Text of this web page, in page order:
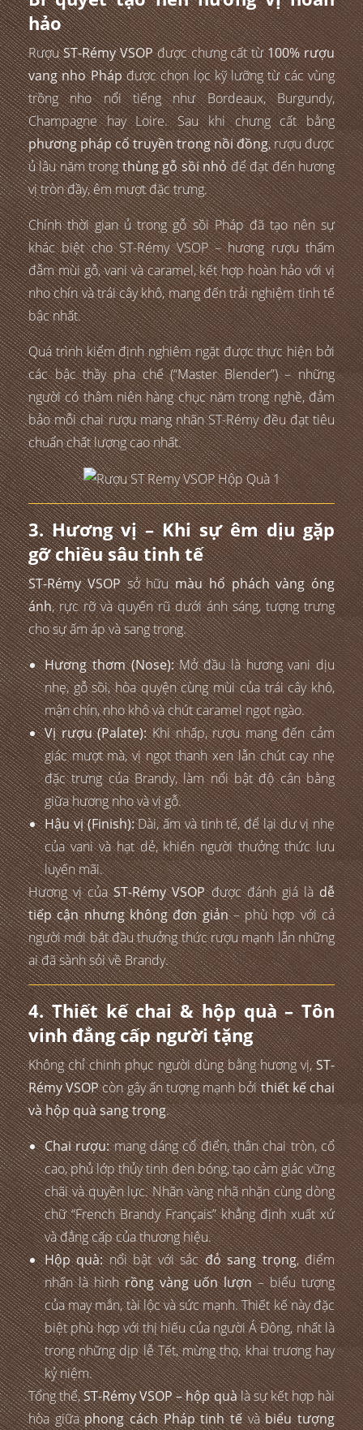
hảo
RượuST-Rémy VSOPđược chưng cất từ100% rượu
vang nho Phápđược chọn lọc kỹ lưỡng từ các vùng
trồng nho nổi tiếng như Bordeaux, Burgundy,
Champagne hay Loire. Sau khi chưng cất bằng
phương pháp cổ truyền trong nồi đồng, rượu được
ủ lâu năm trongthùng gỗ sồi nhỏđể đạt đến hương
vị tròn đầy, êm mượt đặc trưng.
Chính thời gian ủ trong gỗ sồi Pháp đã tạo nên sự
khác biệt cho ST-Rémy VSOP – hương rượu thấm
đẫm mùi gỗ, vani và caramel, kết hợp hoàn hảo với vị
nho chín và trái cây khô, mang đến trải nghiệm tinh tế
bậc nhất.
Quá trình kiểm định nghiêm ngặt được thực hiện bởi
các bậc thầy pha chế (“Master Blender”) – những
người có thâm niên hàng chục năm trong nghề, đảm
bảo mỗi chai rượu mang nhãn ST-Rémy đều đạt tiêu
chuẩn chất lượng cao nhất.
3. Hương vị – Khi sự êm dịu gặp
gỡ chiều sâu tinh tế
ST-Rémy VSOPsở hữumàu hổ phách vàng óng
ánh, rực rỡ và quyến rũ dưới ánh sáng, tượng trưng
cho sự ấm áp và sang trọng.
Hương thơm (Nose):Mở đầu là hương vani dịu
nhẹ, gỗ sồi, hòa quyện cùng mùi của trái cây khô,
mận chín, nho khô và chút caramel ngọt ngào.
Vị rượu (Palate):Khi nhấp, rượu mang đến cảm
giác mượt mà, vị ngọt thanh xen lẫn chút cay nhẹ
đặc trưng của Brandy, làm nổi bật độ cân bằng
giữa hương nho và vị gỗ.
Hậu vị (Finish):Dài, ấm và tinh tế, để lại dư vị nhẹ
của vani và hạt dẻ, khiến người thưởng thức lưu
luyến mãi.
Hương vị củaST-Rémy VSOPđược đánh giá làdễ
tiếp cận nhưng không đơn giản– phù hợp với cả
người mới bắt đầu thưởng thức rượu mạnh lẫn những
ai đã sành sỏi về Brandy.
4. Thiết kế chai & hộp quà – Tôn
vinh đẳng cấp người tặng
Không chỉ chinh phục người dùng bằng hương vị,ST-
Rémy VSOPcòn gây ấn tượng mạnh bởithiết kế chai
và hộp quà sang trọng.
Chai rượu:mang dáng cổ điển, thân chai tròn, cổ
cao, phủ lớp thủy tinh đen bóng, tạo cảm giác vững
chãi và quyền lực. Nhãn vàng nhã nhặn cùng dòng
chữ “French Brandy Français” khẳng định xuất xứ
và đẳng cấp của thương hiệu.
Hộp quà:nổi bật với sắcđỏ sang trọng, điểm
nhấn là hìnhrồng vàng uốn lượn– biểu tượng
của may mắn, tài lộc và sức mạnh. Thiết kế này đặc
biệt phù hợp với thị hiếu của người Á Đông, nhất là
trong những dịp lễ Tết, mừng thọ, khai trương hay
kỷ niệm.
Tổng thể,ST-Rémy VSOP – hộp quàlà sự kết hợp hài
hòa giữaphong cách Pháp tinh tếvàbiểu tượng